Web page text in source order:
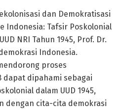
dan Demokratisasi
Indonesia: Tafsir Poskolonial
NRI Tahun 1945, Prof. Dr.
Indonesia.
proses
dapat dipahami sebagai
dalam UUD 1945,
dengan cita-cita demokrasi